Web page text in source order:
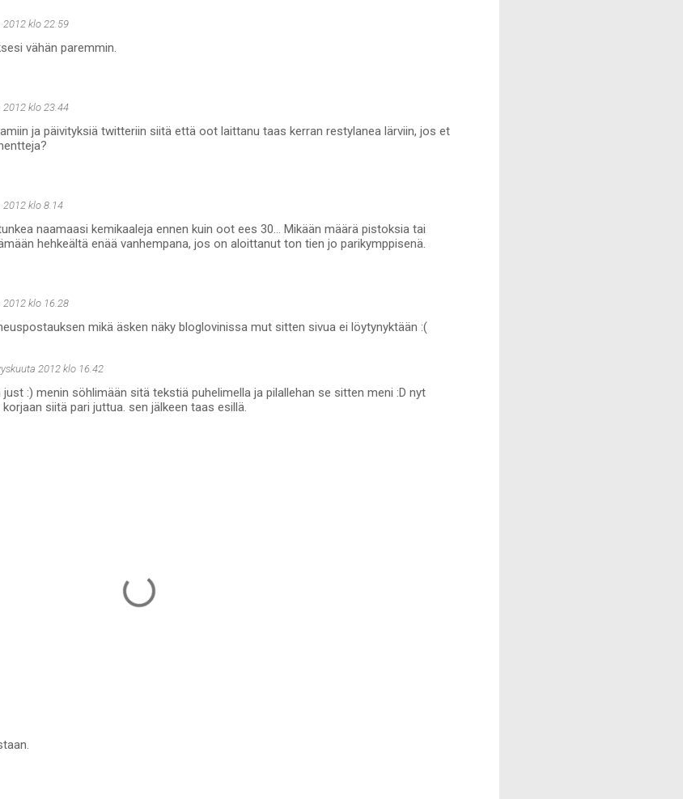
2012 klo 22.59
vähän paremmin.
2012 klo 23.44
ja päivityksiä twitteriin siitä että oot laittanu taas kerran restylanea lärviin, jos et
2012 klo 8.14
naamaasi kemikaaleja ennen kuin oot ees 30... Mikään määrä pistoksia tai
hehkeältä enää vanhempana, jos on aloittanut ton tien jo parikymppisenä.
2012 klo 16.28
mikä äsken näky bloglovinissa mut sitten sivua ei löytynyktään :(
2012 klo 16.42
just :) menin söhlimään sitä tekstiä puhelimella ja pilallehan se sitten meni :D nyt
siitä pari juttua. sen jälkeen taas esillä.